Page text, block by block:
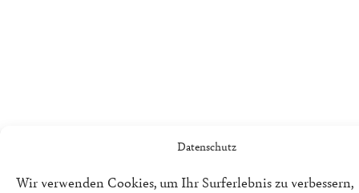
Datenschutz
Wir verwenden Cookies, um Ihr Surferlebnis zu verbessern,